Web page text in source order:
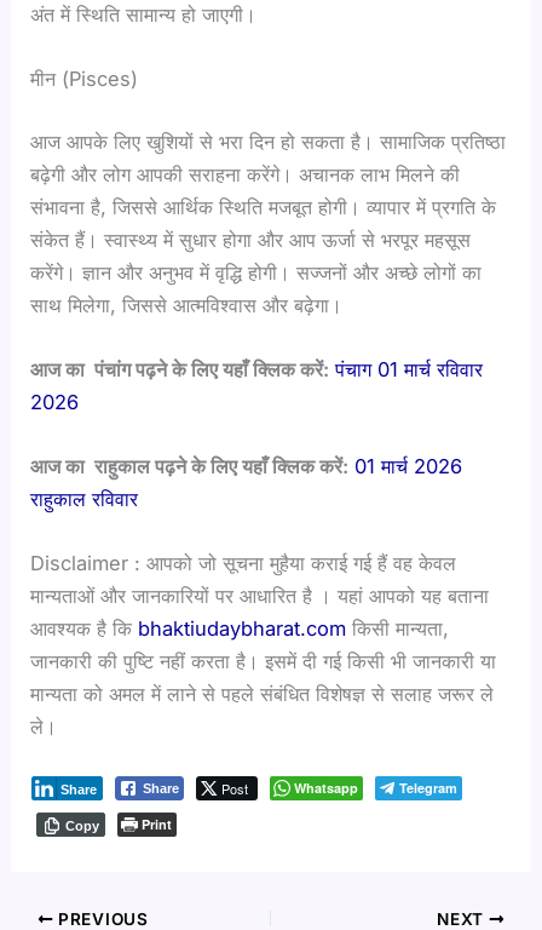
अंत में स्थिति सामान्य हो जाएगी।
मीन (Pisces)
आज आपके लिए खुशियों से भरा दिन हो सकता है। सामाजिक प्रतिष्ठा
बढ़ेगी और लोग आपकी सराहना करेंगे। अचानक लाभ मिलने की
संभावना है, जिससे आर्थिक स्थिति मजबूत होगी। व्यापार में प्रगति के
संकेत हैं। स्वास्थ्य में सुधार होगा और आप ऊर्जा से भरपूर महसूस
करेंगे। ज्ञान और अनुभव में वृद्धि होगी। सज्जनों और अच्छे लोगों का
साथ मिलेगा, जिससे आत्मविश्वास और बढ़ेगा।
आज का पंचांग पढ़ने के लिए यहाँ क्लिक करें: पंचाग 01 मार्च रविवार
2026
आज का राहुकाल पढ़ने के लिए यहाँ क्लिक करें: 01 मार्च 2026
राहुकाल रविवार
Disclaimer : आपको जो सूचना मुहैया कराई गई हैं वह केवल
मान्यताओं और जानकारियों पर आधारित है । यहां आपको यह बताना
आवश्यक है कि bhaktiudaybharat.com किसी मान्यता,
जानकारी की पुष्टि नहीं करता है। इसमें दी गई किसी भी जानकारी या
मान्यता को अमल में लाने से पहले संबंधित विशेषज्ञ से सलाह जरूर ले
ले।
Share Post
Share Whatsapp Telegram
Copy Print
PREVIOUS NEXT